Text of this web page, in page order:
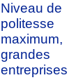
Niveau de
politesse
maximum,
grandes
entreprises